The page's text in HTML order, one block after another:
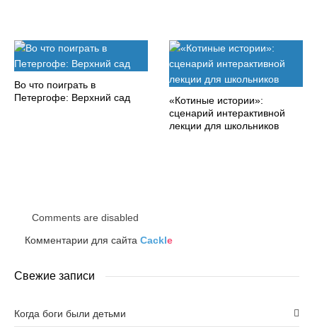
Во что поиграть в
Петергофе: Верхний сад
«Котиные истории»:
сценарий интерактивной
лекции для школьников
Comments are disabled
Комментарии для сайта Cackle
Свежие записи
Когда боги были детьми